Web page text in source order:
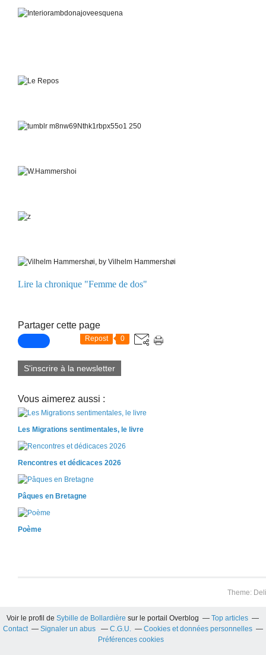
Lire la chronique "Femme de dos"
Partager cette page
Repost 0
S'inscrire à la newsletter
Vous aimerez aussi :
Les Migrations sentimentales, le livre
Rencontres et dédicaces 2026
Pâques en Bretagne
Poème
Theme:
Voir le profil deSybille de Bollardière sur le portail Overblog
Top articles
Contact
Signaler un abus C.G.U.
Cookies et données personnelles
Préférences cookies